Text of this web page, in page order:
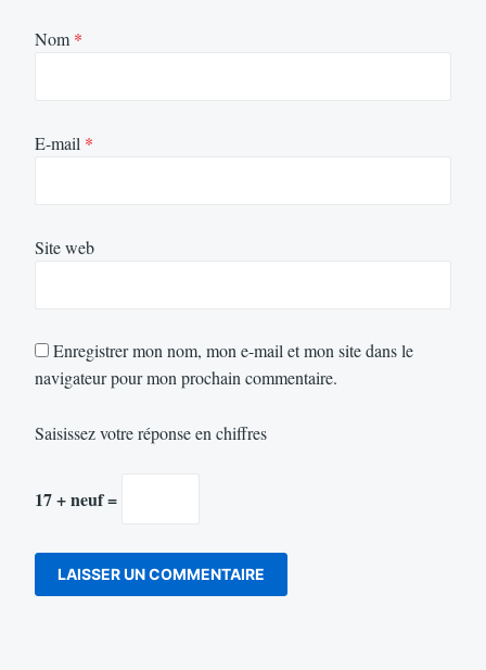
Nom *
E-mail *
Site web
Enregistrer mon nom, mon e-mail et mon site dans le
navigateur pour mon prochain commentaire.
Saisissez votre réponse en chiffres
17 + neuf =